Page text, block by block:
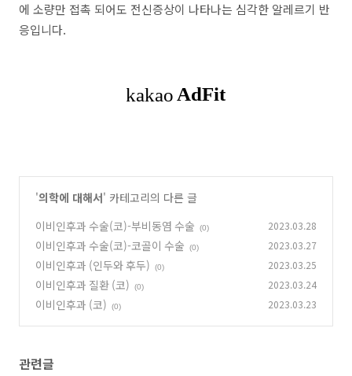
에 소량만 접촉 되어도 전신증상이 나타나는 심각한 알레르기 반
응입니다.
'의학에 대해서' 카테고리의 다른 글
이비인후과 수술(코)-부비동염 수술
(0) 2023.03.28
이비인후과 수술(코)-코골이 수술 (0) 2023.03.27
이비인후과 (인두와 후두) (0) 2023.03.25
이비인후과 질환 (코) (0) 2023.03.24
이비인후과 (코) (0) 2023.03.23
관련글